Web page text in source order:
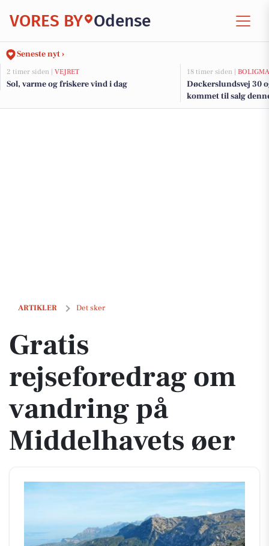
VORES BY Odense
Seneste nyt ›
2 timer siden | VEJRET
Sol, varme og friskere vind i dag
18 timer siden |
Døckerslundsvej 30
kommet til salg
boligerne her.
ARTIKLER Det sker
Gratis rejseforedrag om vandring på Middelhavets øer
Gratis
rejseforedrag om
vandring på
Middelhavets øer